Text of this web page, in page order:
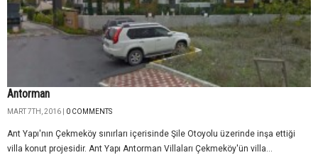
Antorman
MART 7TH, 2016 | 0 COMMENTS
Ant Yapı'nın Çekmeköy sınırları içerisinde Şile Otoyolu üzerinde inşa ettiği
villa konut projesidir. Ant Yapı Antorman Villaları Çekmeköy'ün villa...